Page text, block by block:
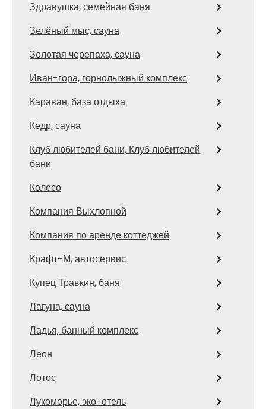
Здравушка, семейная баня
Зелёный мыс, сауна
Золотая черепаха, сауна
Иван-гора, горнолыжный комплекс
Караван, база отдыха
Кедр, сауна
Клуб любителей бани, Клуб любителей
бани
Колесо
Компания Выхлопной
Компания по аренде коттеджей
Крафт-М, автосервис
Купец Травкин, баня
Лагуна, сауна
Ладья, банный комплекс
Леон
Лотос
Лукоморье, эко-отель